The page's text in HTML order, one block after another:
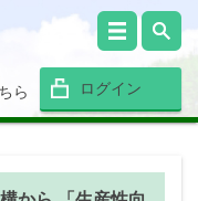
ら ログイン